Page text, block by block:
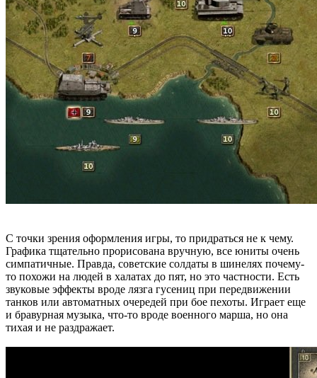
С точки зрения оформления игры, то придраться не к чему.
Графика тщательно прорисована вручную, все юниты очень
симпатичные. Правда, советские солдаты в шинелях почему-
то похожи на людей в халатах до пят, но это частности. Есть
звуковые эффекты вроде лязга гусениц при передвижении
танков или автоматных очередей при бое пехоты. Играет еще
и бравурная музыка, что-то вроде военного марша, но она
тихая и не раздражает.